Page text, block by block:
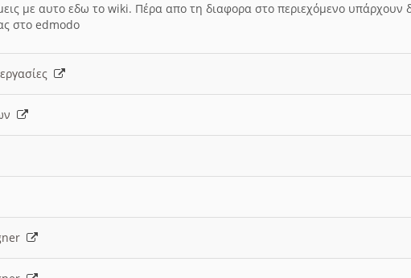
με αυτο εδω το wiki. Πέρα απο τη διαφορα στο περιεχόμενο υπάρχουν
στο edmodo
εργασίες